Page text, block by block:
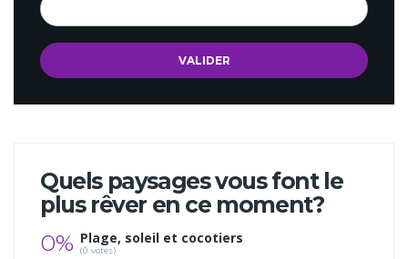
Quels paysages vous font le
plus rêver en ce moment?
0% Plage, soleil et cocotiers
(0 votes)